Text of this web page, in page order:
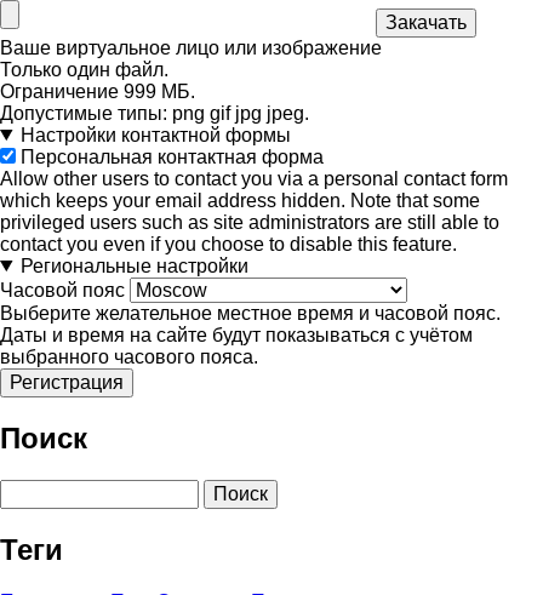
Ваше виртуальное лицо или изображение
Только один файл.
Ограничение 999 МБ.
Допустимые типы: png gif jpg jpeg.
Настройки контактной формы
Персональная контактная форма
Allow other users to contact you via a personal contact form
which keeps your email address hidden. Note that some
privileged users such as site administrators are still able to
contact you even if you choose to disable this feature.
Региональные настройки
Часовой пояс
Выберите желательное местное время и часовой пояс.
Даты и время на сайте будут показываться с учётом
выбранного часового пояса.
Поиск
Теги